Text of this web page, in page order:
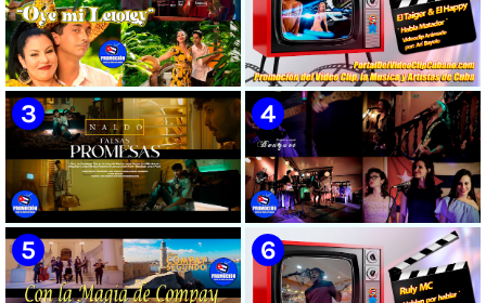
🟡 Susel Gómez (La China) ||
¨Oye Mi Leloley¨ || Director:
Onelio Jesús Larralde González
|| Música popular bailable
cubana || Videoclip || CUBA
🟡 El Taiger & El Happy ||
¨Habla Matador¨ || Videoclip
Animado || Director: Arí Bayolo
|| Música Urbana Cubana ||
CUBA